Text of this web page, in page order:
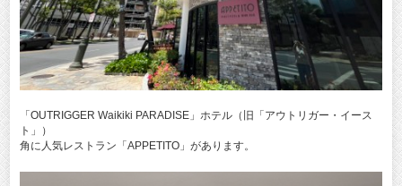
「OUTRIGGER Waikiki PARADISE」ホテル（旧「アウトリガー・イース
ト」）
角に人気レストラン「APPETITO」があります。